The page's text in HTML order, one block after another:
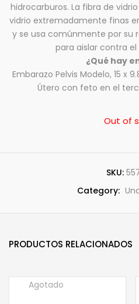
hidrocarburos. La fibra de
vidrio extremadamente finas
y se usa comúnmente por su
para aislar contra el
¿Qué hay
Embarazo Pelvis Modelo, 15 x
Útero con feto en el
Out of
SKU:
Category:
PRODUCTOS RELACIONADOS
Agotado